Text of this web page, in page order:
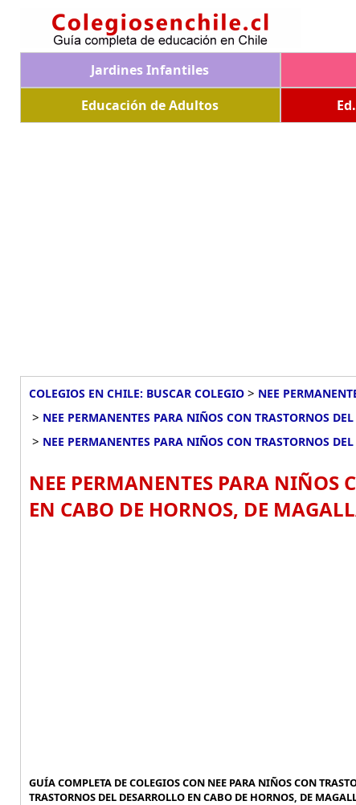
Jardines Infantiles
Educación de Adultos
COLEGIOS EN CHILE: BUSCAR COLEGIO > NEE
> NEE PERMANENTES PARA NIÑOS CON TRASTORNOS
> NEE PERMANENTES PARA NIÑOS CON TRASTORNOS
NEE PERMANENTES PARA NIÑOS
EN CABO DE HORNOS, DE
GUÍA COMPLETA DE COLEGIOS CON NEE PARA NIÑOS CON
TRASTORNOS DEL DESARROLLO EN CABO DE HORNOS, DE